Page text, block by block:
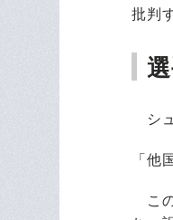
批判
シュ
「他
こ